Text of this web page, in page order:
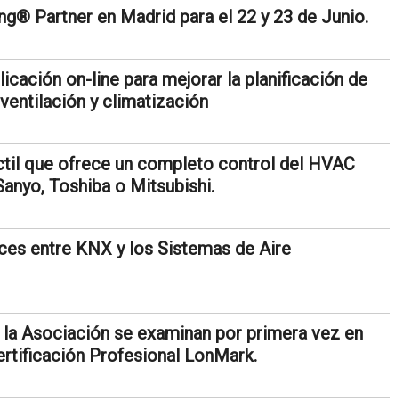
Partner en Madrid para el 22 y 23 de Junio.
on-line para mejorar la planificación de
y climatización
que ofrece un completo control del HVAC
Toshiba o Mitsubishi.
entre KNX y los Sistemas de Aire
Asociación se examinan por primera vez en
Profesional LonMark.